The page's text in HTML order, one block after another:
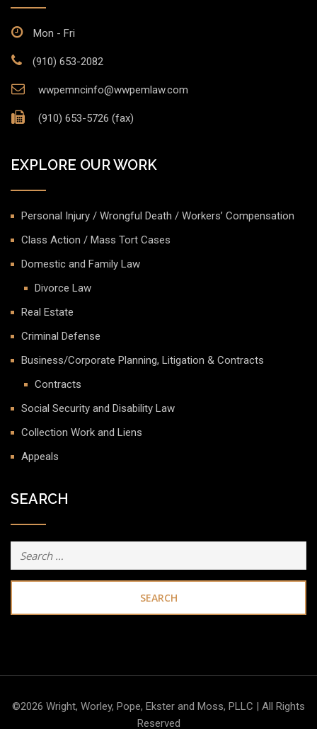
Mon - Fri
(910) 653-2082
wwpemncinfo@wwpemlaw.com
(910) 653-5726 (fax)
EXPLORE OUR WORK
Personal Injury / Wrongful Death / Workers’ Compensation
Class Action / Mass Tort Cases
Domestic and Family Law
Divorce Law
Real Estate
Criminal Defense
Business/Corporate Planning, Litigation & Contracts
Contracts
Social Security and Disability Law
Collection Work and Liens
Appeals
SEARCH
Search
©2026 Wright, Worley, Pope, Ekster and Moss, PLLC | All Rights
Reserved